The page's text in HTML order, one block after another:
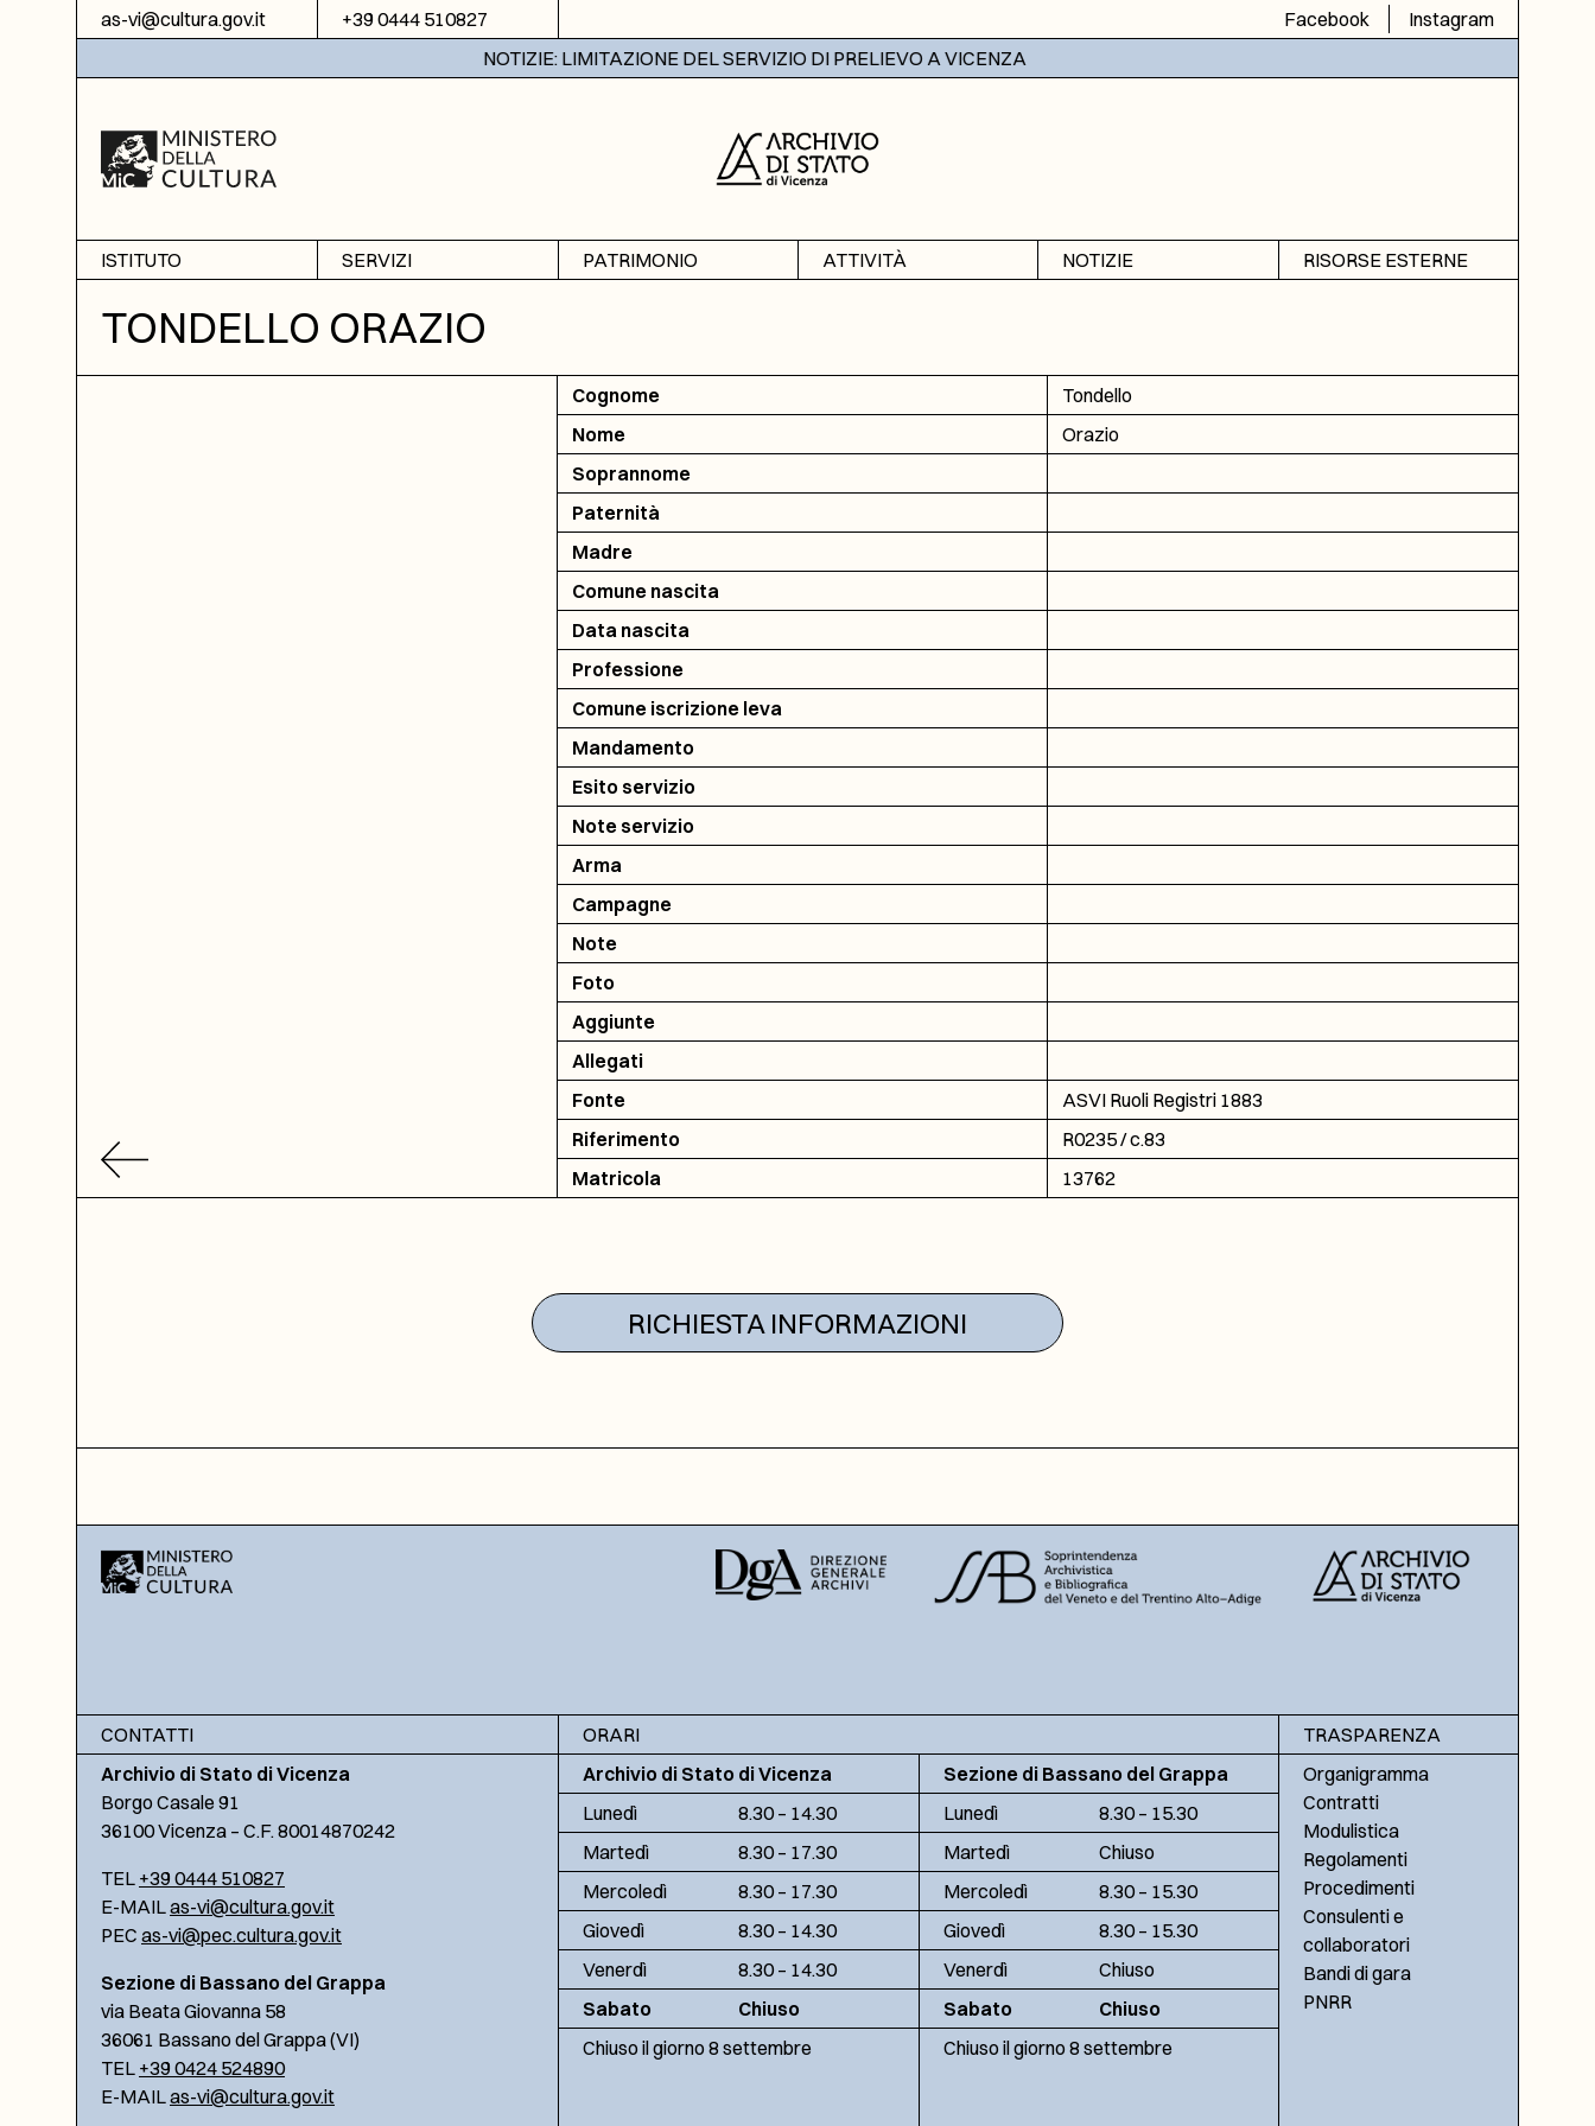
Vai al contenuto
as-vi@cultura.gov.it +39 0444 510827 Facebook
Instagram
NOTIZIE: LIMITAZIONE DEL SERVIZIO DI PRELIEVO A VICENZA
ISTITUTO
Informazioni
Sezione di Bassano del
SERVIZI
Ricerche
Fotoriproduzione
PATRIMONIO
ATTIVITÀ
NOTIZIE
RISORSE ESTERNE
DGA
ICAR
TONDELLO ORAZIO
Cognome
Tondello
Nome
Orazio
Soprannome
Paternità
Madre
Comune nascita
Data nascita
Professione
Comune iscrizione leva
Mandamento
Esito servizio
Note servizio
Arma
Campagne
Note
Foto
Aggiunte
Allegati
Fonte
ASVI Ruoli Registri 1883
Riferimento
R0235 / c.83
Matricola
13762
RICHIESTA INFORMAZIONI
CONTATTI
Archivio di Stato di Vicenza
Borgo Casale 91
36100 Vicenza – C.F. 80014870242
TEL +39 0444 510827
E-MAILas-vi@cultura.gov.it
PEC as-vi@pec.cultura.gov.it
Sezione di Bassano del Grappa
via Beata Giovanna 58
36061 Bassano del Grappa (VI)
TEL +39 0424 524890
E-MAILas-vi@cultura.gov.it
ORARI
Archivio di Stato di Vicenza
Lunedì
8.30 – 14.30
Martedì
8.30 – 17.30
Mercoledì
8.30 – 17.30
Giovedì
8.30 – 14.30
Venerdì
8.30 – 14.30
Sabato
Chiuso
Chiuso il giorno 8 settembre
Sezione di Bassano del Grappa
Lunedì
8.30 – 15.30
Martedì
Chiuso
Mercoledì
8.30 – 15.30
Giovedì
8.30 – 15.30
Venerdì
Chiuso
Sabato
Chiuso
Chiuso il giorno 8 settembre
TRASPARENZA
Organigramma
Contratti
Modulistica
Regolamenti
Procedimenti
Consulenti e
collaboratori
Bandi di gara
PNRR